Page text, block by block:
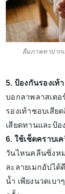
ลืมภาพทาปาก
5. ป้องกันรองเท้
บอกลาพลาสเตอ
รองเท้าชอบเสีย
เสียดทานและป้อ
6. ใช้เช็ดคราบเ
วันไหนคลีนซิ่งห
ละลายเมกอัปได้
น้ำ เพียงนวดเบ